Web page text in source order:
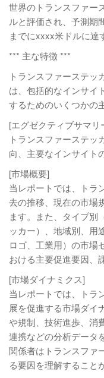
世界のトランスファー
ルと評価され、予測期
までにxxxx米ドルに達
*** 主な特徴 ***
トランスファーステッ
は、包括的なインサイ
するためのいくつかの
[エグゼクティブサマリ
トランスファーステッ
向、主要なインサイト
[市場概要]
当レポートでは、トラ
去の推移、現在の市場
ます。また、タイプ別
ッカー）、地域別、用
ロゴ、工業用）の市場
おける主要促進要因、
[市場ダイナミクス]
当レポートでは、トラ
展を促進する市場ダイ
や規制、技術進歩、消
連携などの分析データ
関係者はトランスファ
る要因を理解すること